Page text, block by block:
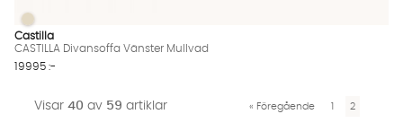
CASTILLA Divansoffa Vänster Mullvad Finns även i dessa
CASTILLA Divansoffa Vänster Mullvad
Castilla
CASTILLA Divansoffa Vänster Mullvad
19995 :-
Visar 40 av 59 artiklar « Föregående 1 2